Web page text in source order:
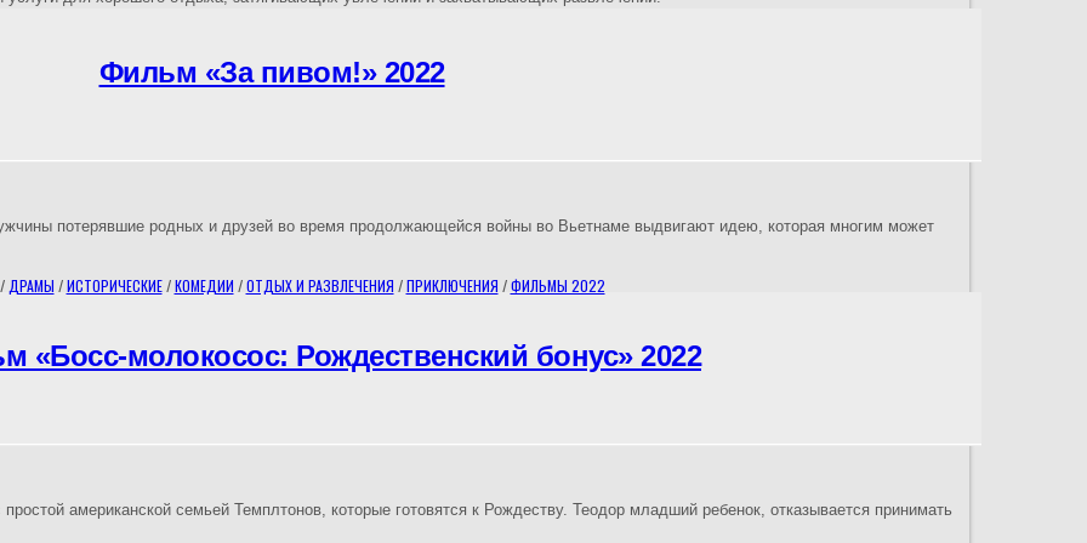
Фильм «За пивом!» 2022
потерявшие родных и друзей во время продолжающейся войны во Вьетнаме выдвигают идею, которая многим может
ДРАМЫ /ИСТОРИЧЕСКИЕ/КОМЕДИИ /ОТДЫХ И РАЗВЛЕЧЕНИЯ /ПРИКЛЮЧЕНИЯ /ФИЛЬМЫ 2022
«Босс-молокосос: Рождественский бонус» 2022
американской семьей Темплтонов, которые готовятся к Рождеству. Теодор младший ребенок, отказывается принимать